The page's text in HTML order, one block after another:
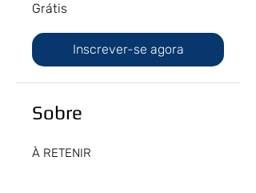
Grátis
Inscrever-se agora
Sobre
À RETENIR